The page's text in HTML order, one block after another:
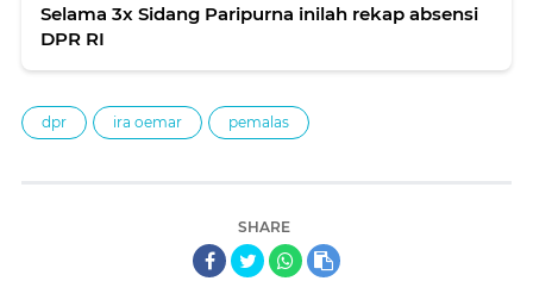
Selama 3x Sidang Paripurna inilah rekap absensi
DPR RI
dpr ira oemar pemalas
SHARE